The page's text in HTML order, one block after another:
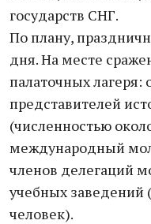
государств СНГ.
По плану,
дня. На месте
палаточных лагеря:
представителей
(численностью
международный
членов делегаций
учебных
человек).